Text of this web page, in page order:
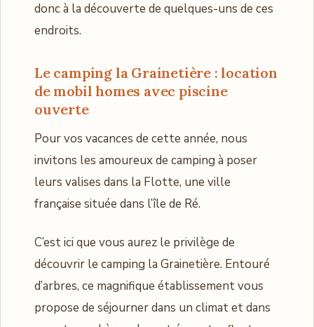
donc à la découverte de quelques-uns de ces
endroits.
Le camping la Grainetière : location
de mobil homes avec piscine
ouverte
Pour vos vacances de cette année, nous
invitons les amoureux de camping à poser
leurs valises dans la Flotte, une ville
française située dans l’île de Ré.
C’est ici que vous aurez le privilège de
découvrir le camping la Grainetière. Entouré
d’arbres, ce magnifique établissement vous
propose de séjourner dans un climat et dans